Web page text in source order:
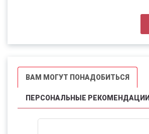
ВАМ МОГУТ ПОНАДОБИТЬСЯ
ПЕРСОНАЛЬНЫЕ РЕКОМЕНДАЦИИ